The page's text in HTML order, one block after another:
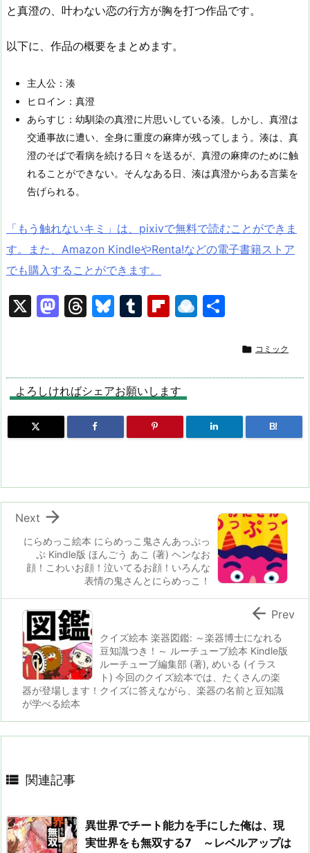
と真澄の、叶わない恋の行方が胸を打つ作品です。
以下に、作品の概要をまとめます。
主人公：湊
ヒロイン：真澄
あらすじ：幼馴染の真澄に片思いしている湊。しかし、真澄は
交通事故に遭い、全身に重度の麻痺が残ってしまう。湊は、真
澄のそばで看病を続ける日々を送るが、真澄の麻痺のために触
れることができない。そんなある日、湊は真澄からある言葉を
告げられる。
「もう触れないキミ」は、pixivで無料で読むことができま
す。また、Amazon KindleやRenta!などの電子書籍ストア
でも購入することができます。
X
M
o
d
o
n
T
a
d
s
Bl
s
k
y
T
bl
r
Fl
o
ar
d
R
dr
p.
io
 コミック
よろしければシェアお願いします
B!
にらめっこ絵本 にらめっこ鬼さんあっぷっ
ぷ Kindle版 ほんごう あこ (著) ヘンなお
顔！こわいお顔！泣いてるお顔！いろんな
表情の鬼さんとにらめっこ！

Next
クイズ絵本 楽器図鑑: ～楽器博士になれる
豆知識つき！～ ルーチューブ絵本 Kindle版
ルーチューブ編集部 (著), めいる (イラス
ト) 今回のクイズ絵本では、たくさんの楽
器が登場します！クイズに答えながら、楽器の名前と豆知識
が学べる絵本
 Prev
 関連記事
異世界でチート能力を手にした俺は、現
実世界をも無双する7 ～レベルアップは